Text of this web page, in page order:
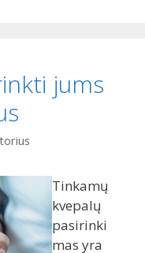
jums
Tinkamų
kvepalų
pasirinki
mas yra